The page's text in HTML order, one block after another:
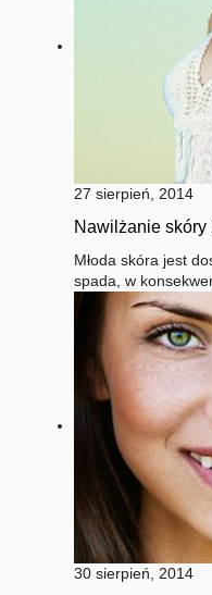
27 sierpień, 2014
Nawilżanie
Młoda skóra jest
spada, w
30 sierpień, 2014